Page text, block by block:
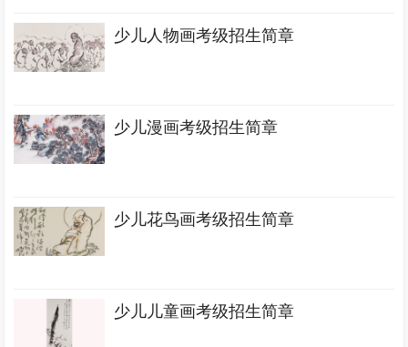
少儿人物画考级招生简章
少儿漫画考级招生简章
少儿花鸟画考级招生简章
少儿儿童画考级招生简章